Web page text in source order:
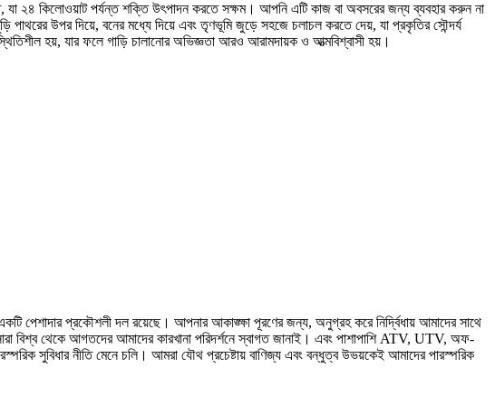
যা ২৪ কিলোওয়াট পর্যন্ত শক্তি উৎপাদন করতে সক্ষম। আপনি এটি কাজ বা অবসরের জন্য ব্যবহার করুন না
উপর দিয়ে, বনের মধ্যে দিয়ে এবং তৃণভূমি জুড়ে সহজে চলাচল করতে দেয়, যা প্রকৃতির সৌন্দর্য
হয়, যার ফলে গাড়ি চালানোর অভিজ্ঞতা আরও আরামদায়ক ও আত্মবিশ্বাসী হয়।
পেশাদার প্রকৌশলী দল রয়েছে। আপনার আকাঙ্ক্ষা পূরণের জন্য, অনুগ্রহ করে নির্দ্বিধায় আমাদের সাথে
বিশ্ব থেকে আগতদের আমাদের কারখানা পরিদর্শনে স্বাগত জানাই। এবং পাশাপাশি ATV, UTV, অফ-
সুবিধার নীতি মেনে চলি। আমরা যৌথ প্রচেষ্টায় বাণিজ্য এবং বন্ধুত্ব উভয়কেই আমাদের পারস্পরিক